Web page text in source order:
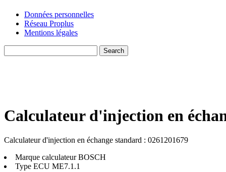
Données personnelles
Réseau Proplus
Mentions légales
Calculateur d'injection en
Calculateur d'injection en échange standard : 0261201679
Marque calculateurBOSCH
Type ECU ME7.1.1